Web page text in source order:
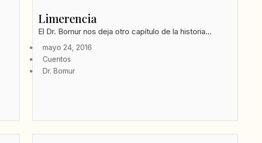
Limerencia
El Dr. Bomur nos deja otro capítulo de la historia...
mayo 24, 2016
Cuentos
Dr. Bomur